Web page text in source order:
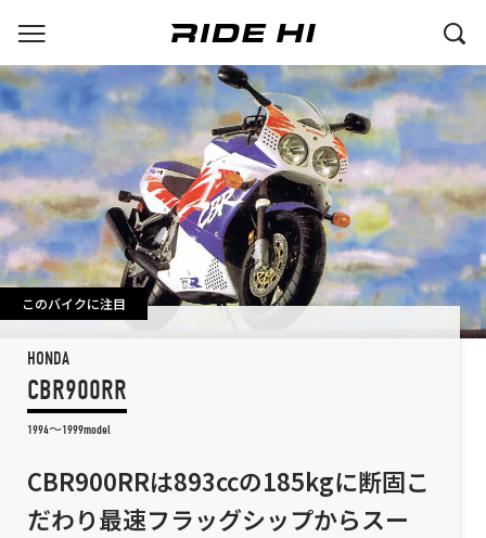
このバイクに注目
HONDA
CBR900RR
1994～1999model
CBR900RRは893ccの185kgに断固こ
だわり最速フラッグシップからスー